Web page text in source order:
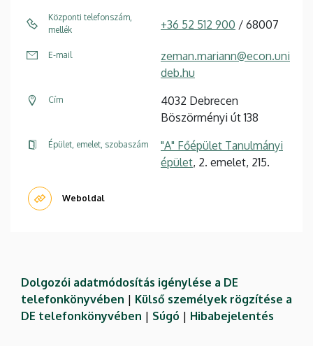
Központi telefonszám,
mellék
+36 52 512 900 / 68007
E-mail
zeman.mariann@econ.uni
deb.hu
Cím
4032 Debrecen
Böszörményi út 138
Épület, emelet, szobaszám
"A" Főépület Tanulmányi
épület, 2. emelet, 215.
Weboldal
Dolgozói adatmódosítás igénylése a DE
telefonkönyvében | Külső személyek rögzítése a
DE telefonkönyvében | Súgó | Hibabejelentés